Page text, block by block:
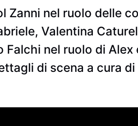
Zanni nel ruolo delle
Valentina
nel ruolo di Alex
di scena a cura di